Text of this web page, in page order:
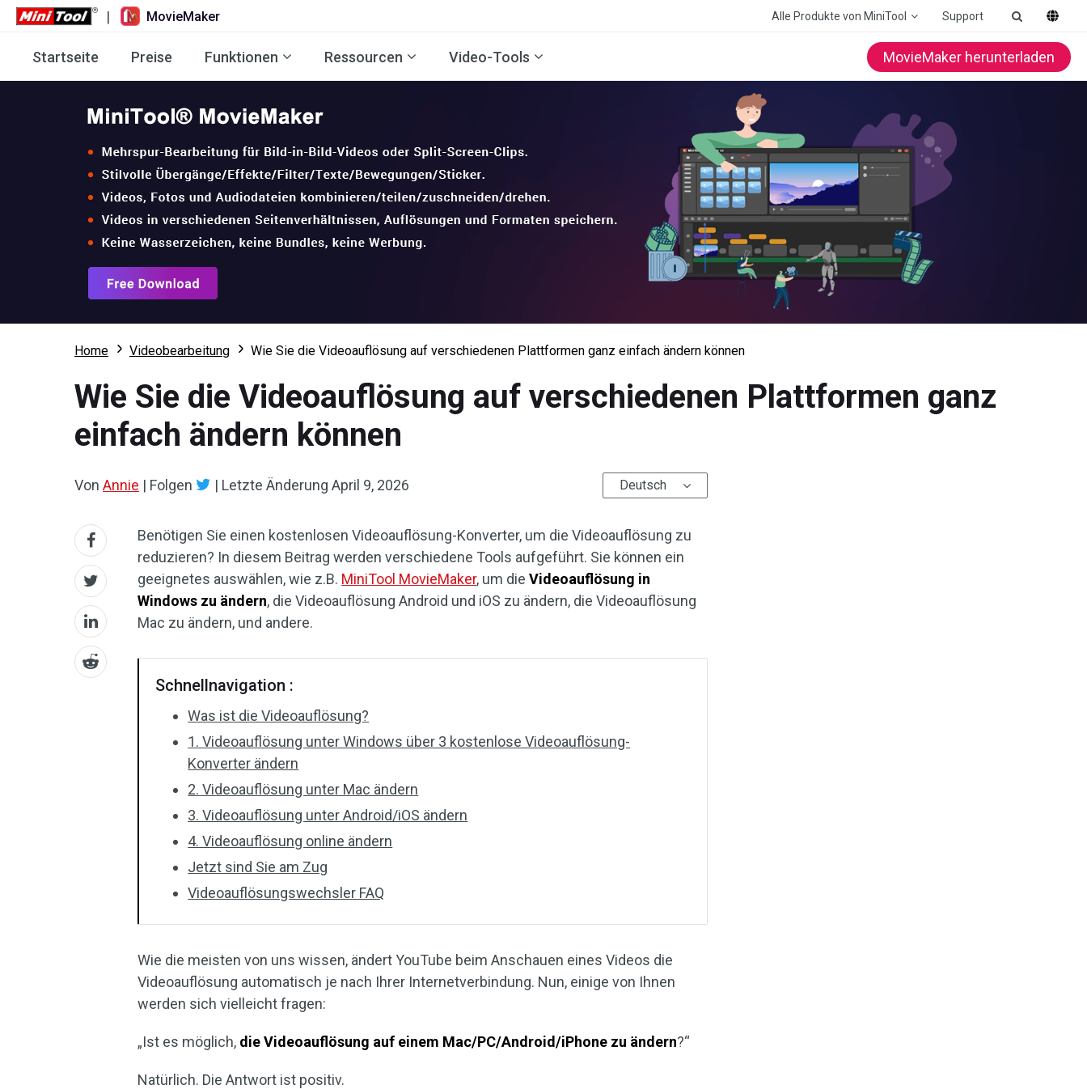
| MovieMaker Alle Produkte von MiniTool Support
Startseite Preise Funktionen Ressourcen Video-Tools MovieMaker herunterladen
Home Videobearbeitung Wie Sie die Videoauflösung auf verschiedenen Plattformen ganz einfach ändern können
Wie Sie die Videoauflösung auf verschiedenen Plattformen ganz
einfach ändern können
Von Annie | Folgen | Letzte Änderung April 9, 2026 Deutsch
Benötigen Sie einen kostenlosen Videoauflösung-Konverter, um die Videoauflösung zu
reduzieren? In diesem Beitrag werden verschiedene Tools aufgeführt. Sie können ein
geeignetes auswählen, wie z.B. MiniTool MovieMaker, um dieVideoauflösung in
Windows zu ändern, die Videoauflösung Android und iOS zu ändern, die Videoauflösung
Mac zu ändern, und andere.
Schnellnavigation :
Was ist die Videoauflösung?
1. Videoauflösung unter Windows über 3 kostenlose Videoauflösung-
Konverter ändern
2. Videoauflösung unter Mac ändern
3. Videoauflösung unter Android/iOS ändern
4. Videoauflösung online ändern
Jetzt sind Sie am Zug
Videoauflösungswechsler FAQ
Wie die meisten von uns wissen, ändert YouTube beim Anschauen eines Videos die
Videoauflösung automatisch je nach Ihrer Internetverbindung. Nun, einige von Ihnen
werden sich vielleicht fragen:
„Ist es möglich, die Videoauflösung auf einem Mac/PC/Android/iPhone zu ändern?“
Natürlich. Die Antwort ist positiv.